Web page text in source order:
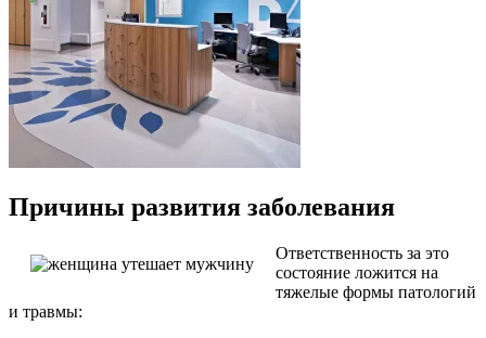
Причины развития заболевания
Ответственность за это
состояние ложится на
тяжелые формы патологий
и травмы: